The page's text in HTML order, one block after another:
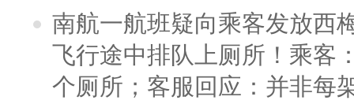
南航一航班疑向乘客发放西
飞行途中排队上厕所！乘客
个厕所；客服回应：并非每